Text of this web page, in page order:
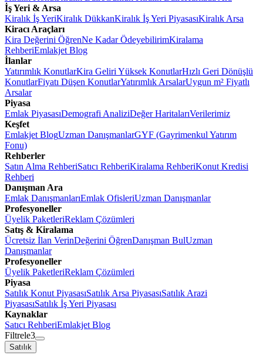
İş Yeri & Arsa
Kiralık İş YeriKiralık DükkanKiralık İş Yeri PiyasasıKiralık Arsa
Kiracı Araçları
Kira Değerini ÖğrenNe Kadar ÖdeyebilirimKiralama
RehberiEmlakjet Blog
İlanlar
Yatırımlık KonutlarKira Geliri Yüksek KonutlarHızlı Geri Dönüşlü
KonutlarFiyatı Düşen KonutlarYatırımlık ArsalarUygun m² Fiyatlı
Arsalar
Piyasa
Emlak PiyasasıDemografi AnaliziDeğer HaritalarıVerilerimiz
Keşfet
Emlakjet BlogUzman DanışmanlarGYF (Gayrimenkul Yatırım
Fonu)
Rehberler
Satın Alma RehberiSatıcı RehberiKiralama RehberiKonut Kredisi
Rehberi
Danışman Ara
Emlak DanışmanlarıEmlak OfisleriUzman Danışmanlar
Profesyoneller
Üyelik PaketleriReklam Çözümleri
Satış & Kiralama
Ücretsiz İlan VerinDeğerini ÖğrenDanışman BulUzman
Danışmanlar
Profesyoneller
Üyelik PaketleriReklam Çözümleri
Piyasa
Satılık Konut PiyasasıSatılık Arsa PiyasasıSatılık Arazi
PiyasasıSatılık İş Yeri Piyasası
Kaynaklar
Satıcı RehberiEmlakjet Blog
Filtrele3
Satılık